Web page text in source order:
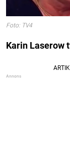
Foto: TV4
Karin Laserow